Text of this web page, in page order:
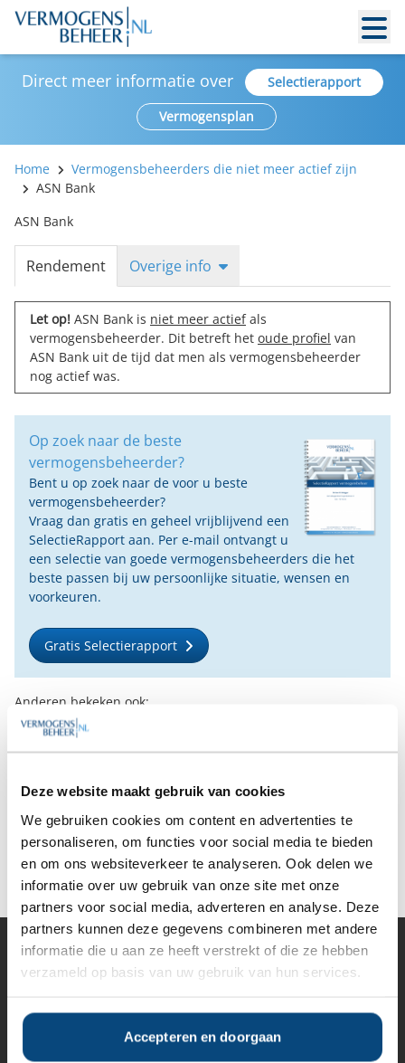
Deze website maakt gebruik van cookies
We gebruiken cookies om content en advertenties te
personaliseren, om functies voor social media te bieden
en om ons websiteverkeer te analyseren. Ook delen we
informatie over uw gebruik van onze site met onze
partners voor social media, adverteren en analyse. Deze
partners kunnen deze gegevens combineren met andere
informatie die u aan ze heeft verstrekt of die ze hebben
verzameld op basis van uw gebruik van hun services.
Accepteren en doorgaan
Direct meer informatie over
Selectierapport
Vermogensplan
Home
Vermogensbeheerders die niet meer actief zijn
ASN Bank
ASN Bank
Rendement Overige info
Let op! ASN Bank is niet meer actiefals
vermogensbeheerder. Dit betreft het oude profiel van
ASN Bank uit de tijd dat men als vermogensbeheerder
nog actief was.
Op zoek naar de beste
vermogensbeheerder?
Bent u op zoek naar de voor u beste
vermogensbeheerder?
Vraag dan gratis en geheel vrijblijvend een
SelectieRapport aan. Per e-mail ontvangt u
een selectie van goede vermogensbeheerders die het
beste passen bij uw persoonlijke situatie, wensen en
voorkeuren.
Gratis Selectierapport
Anderen bekeken ook:
Deel op Facebook
Deel op X
Deel op LinkedIn
Vermogensbeheer
Zelfstandige vermogensbeheerders